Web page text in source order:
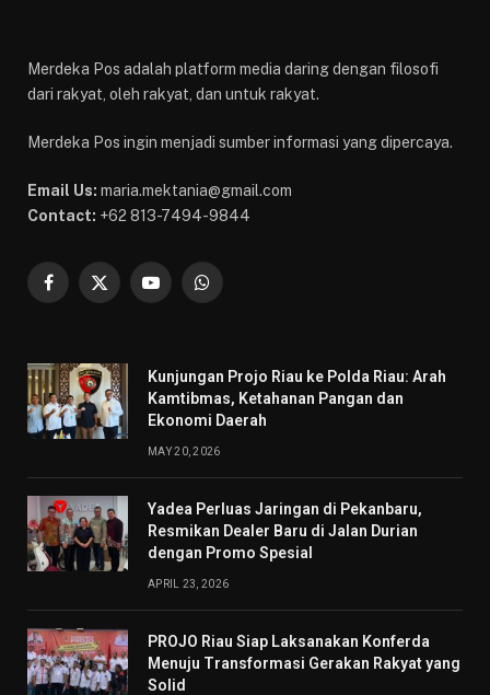
Merdeka Pos adalah platform media daring dengan filosofi
dari rakyat, oleh rakyat, dan untuk rakyat.
Merdeka Pos ingin menjadi sumber informasi yang dipercaya.
Email Us: maria.mektania@gmail.com
Contact: +62 813-7494-9844
Facebook
X
YouTubeWhatsApp
Kunjungan Projo Riau ke Polda Riau: Arah
Kamtibmas, Ketahanan Pangan dan
Ekonomi Daerah
MAY 20, 2026
Yadea Perluas Jaringan di Pekanbaru,
Resmikan Dealer Baru di Jalan Durian
dengan Promo Spesial
APRIL 23, 2026
PROJO Riau Siap Laksanakan Konferda
Menuju Transformasi Gerakan Rakyat yang
Solid